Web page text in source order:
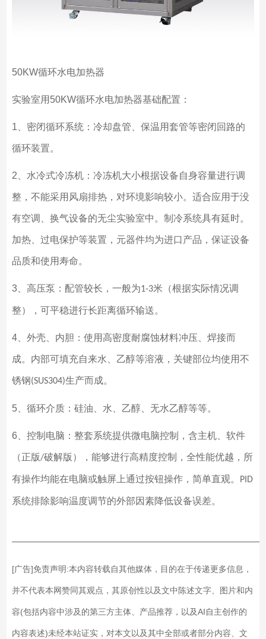
50KW循环水电加热器
实验室用 50KW循环水电加热器基础配置：
1 、密闭循环系统：冷却盘管、保温用套管等密闭回路的
循环装置。
2 、水冷式冷冻机：冷冻机大小根据设备自身容量进行调
整，不能采用风扇排热，对环境影响较小。适合应用于没
有空调、换气设备的无尘实验室中。制冷系统具有延时。
加热、过电保护等装置，元器件均为进口产品，保证设备
品质和使用寿命。
3、高压泵：配管较长，一般为1-3米（根据实际情况调
整），可平稳进行长距离循环输送。
4、外壳、内胆：使用高密度耐腐蚀材料冲压、焊接而
成。内部可填充自来水、乙醇等溶液，关键部位均使用不
锈钢(SUS304)生产而成。
5、循环介质：硅油、水、乙醇、无水乙醇等等。
6 、控制电脑：整套系统提供微电脑控制，含主机、软件
（正版/破解版），能够进行高精度控制，全性能优越，所
有操作均能在电脑或触屏上通过按钮操作，简单直观。 PID
系统排除影响温度调节的外部因素降低设备误差。
[广告]免责声明:本内容转载自其他媒体，目的在于传递更多信息，
并不代表本网赞同其观点，其原创性以及文中陈述文字、图片和内
容(包括内容中涉及的第三方主体、产品推荐，以及AI自主创作的
内容表述)未经本站证实，对本文以及其中全部或者部分内容、文